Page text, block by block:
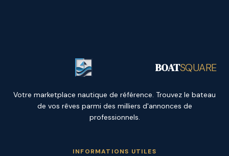
BOATSQUARE
Votre marketplace nautique de référence. Trouvez le bateau
de vos rêves parmi des milliers d'annonces de
professionnels.
INFORMATIONS UTILES